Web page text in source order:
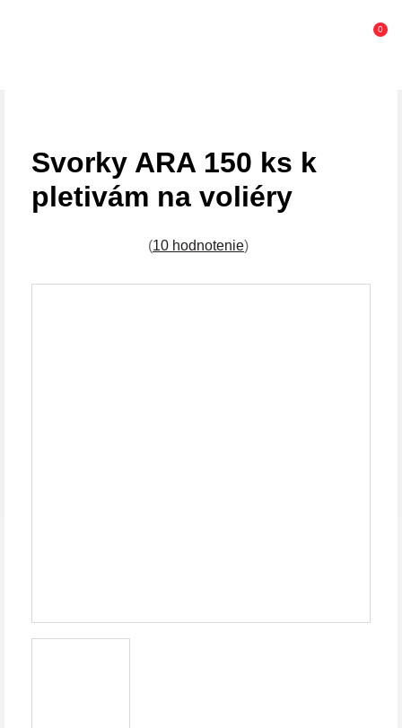
0
Svorky ARA 150 ks k
pletivám na voliéry
(10 hodnotenie)